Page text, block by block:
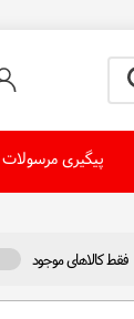
پیگیری مرسولات
فقط کالاهای موجود